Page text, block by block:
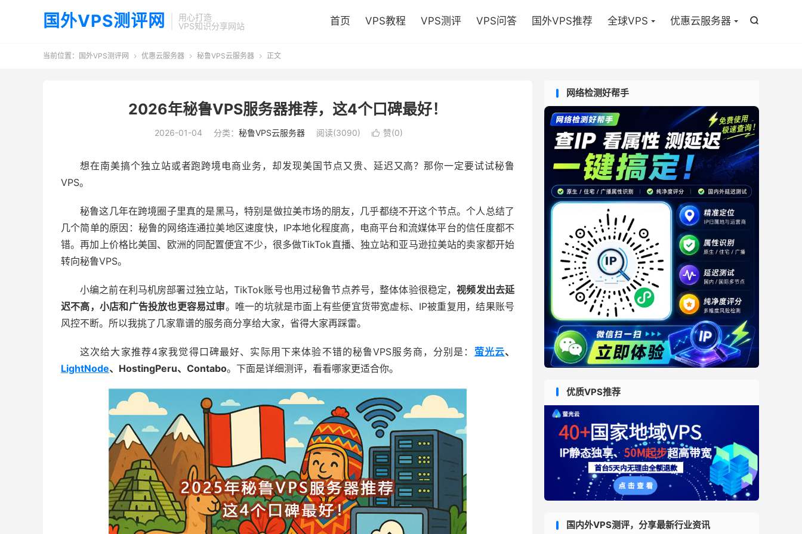
国外VPS测评网
用心打造
VPS知识分享网站

首页 VPS教程 VPS测评 VPS问答 国外VPS推荐 全球VPS 优惠云服务器
当前位置： 国外VPS测评网  优惠云服务器  秘鲁VPS云服务器  正文
2026年秘鲁VPS服务器推荐，这4个口碑最好！
2026-01-04 分类： 秘鲁VPS云服务器 阅读(3090)  赞(0)
想在南美搞个独立站或者跑跨境电商业务，却发现美国节点又贵、延迟又高？那你一定要试试秘鲁
VPS。
秘鲁这几年在跨境圈子里真的是黑马，特别是做拉美市场的朋友，几乎都绕不开这个节点。个人总结了
几个简单的原因：秘鲁的网络连通拉美地区速度快，IP本地化程度高，电商平台和流媒体平台的信任度都不
错。再加上价格比美国、欧洲的同配置便宜不少，很多做TikTok直播、独立站和亚马逊拉美站的卖家都开始
转向秘鲁VPS。
小编之前在利马机房部署过独立站，TikTok账号也用过秘鲁节点养号，整体体验很稳定，视频发出去延
迟不高，小店和广告投放也更容易过审。唯一的坑就是市面上有些便宜货带宽虚标、IP被重复用，结果账号
风控不断。所以我挑了几家靠谱的服务商分享给大家，省得大家再踩雷。
这次给大家推荐4家我觉得口碑最好、实际用下来体验不错的秘鲁VPS服务商，分别是： 萤光云、
LightNode、HostingPeru、Contabo。下面是详细测评，看看哪家更适合你。
网络检测好帮手
优质VPS推荐
国内外VPS测评，分享最新行业资讯